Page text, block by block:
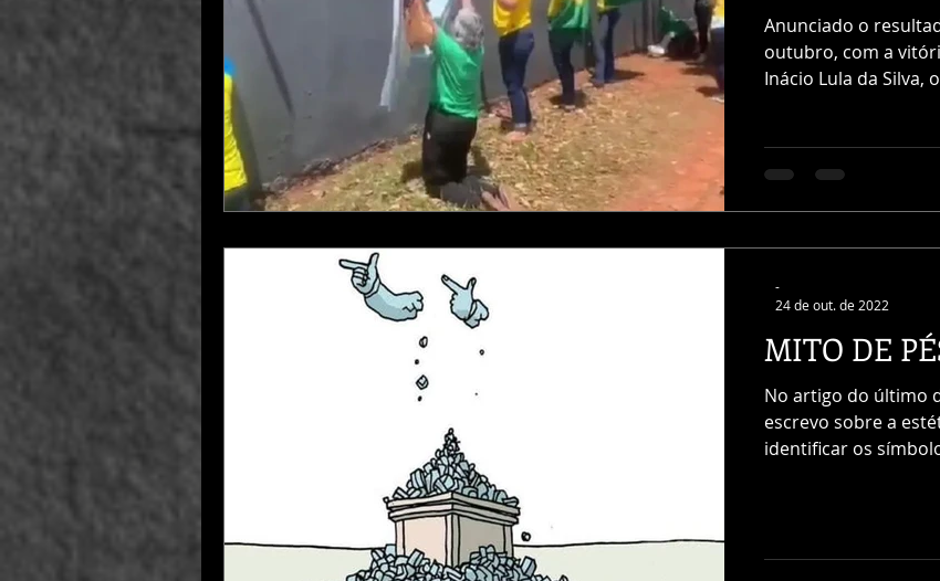
Anunciado o
outubro, com a
Inácio Lula da Silva,
MITO DE
No artigo do último
escrevo sobre a
identificar os
-
24 de out. de 2022